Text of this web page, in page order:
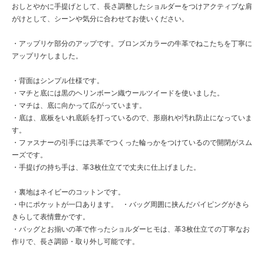
おしとやかに手提げとして、長さ調整したショルダーをつけアクティブな肩
がけとして、シーンや気分に合わせてお使いください。
・アップリケ部分のアップです。ブロンズカラーの牛革でねこたちを丁寧に
アップリケしました。
・背面はシンプル仕様です。
・マチと底には黒のヘリンボーン織ウールツイードを使いました。
・マチは、底に向かって広がっています。
・底は、底板をいれ底鋲を打っているので、形崩れや汚れ防止になっていま
す。
・ファスナーの引手には共革でつくった輪っかをつけているので開閉がスム
ーズです。
・手提げの持ち手は、革3枚仕立てで丈夫に仕上げました。
・裏地はネイビーのコットンです。
・中にポケットが一口あります。 ・バッグ周囲に挟んだパイピングがきら
きらして表情豊かです。
・バッグとお揃いの革で作ったショルダーヒモは、革3枚仕立ての丁寧なお
作りで、長さ調節・取り外し可能です。